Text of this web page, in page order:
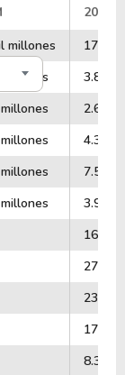
2025
millones
17.19
3.86
2.64
4.39
7.56
3.96
8.36%